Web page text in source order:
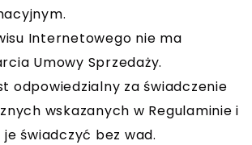
Internetowego nie ma
Umowy Sprzedaży.
odpowiedzialny za świadczenie
wskazanych w Regulaminie i
świadczyć bez wad.